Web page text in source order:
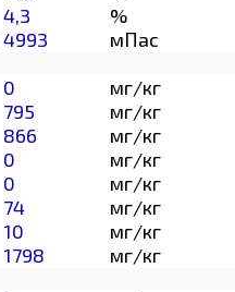
4,3
%
4993
мПас
0
мг/кг
795
мг/кг
866
мг/кг
0
мг/кг
0
мг/кг
74
мг/кг
10
мг/кг
1798
мг/кг